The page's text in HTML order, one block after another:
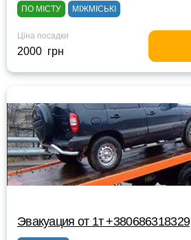
ПО МІСТУ МІЖМІСЬКІ
Ціна посадки
2000 грн
Эвакуация от 1т +380686318329